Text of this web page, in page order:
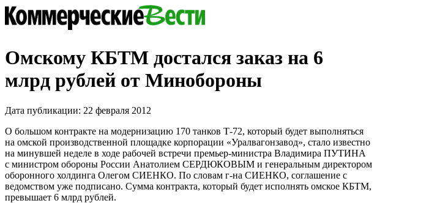
Омскому КБТМ достался заказ на 6
млрд рублей от Минобороны
Дата публикации: 22 февраля 2012
О большом контракте на модернизацию 170 танков Т-72, который будет выполняться
на омской производственной площадке корпорации «Уралвагонзавод», стало известно
на минувшей неделе в ходе рабочей встречи премьер-министра Владимира ПУТИНА
с министром обороны России Анатолием СЕРДЮКОВЫМ и генеральным директором
оборонного холдинга Олегом СИЕНКО. По словам г-на СИЕНКО, соглашение с
ведомством уже подписано. Сумма контракта, который будет исполнять омское КБТМ,
превышает 6 млрд рублей.